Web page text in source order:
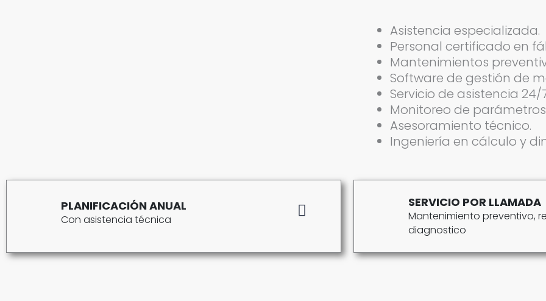
Asistencia especializada.
Personal certificado en
Mantenimientos
Software de gestión de
Servicio de asistencia 24/
Monitoreo de
Asesoramiento técnico.
Ingeniería en cálculo y
PLANIFICACIÓN ANUAL
Con asistencia técnica
SERVICIO POR LLAMADA
Mantenimiento preventivo,
diagnostico